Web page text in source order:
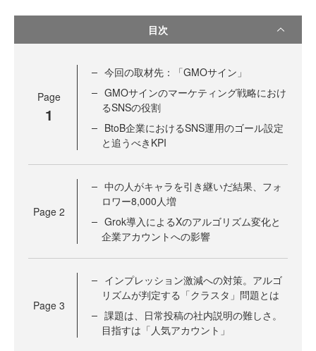
目次
Page
1
今回の取材先：「GMOサイン」
GMOサインのマーケティング戦略におけ
るSNSの役割
BtoB企業におけるSNS運用のゴール設定
と追うべきKPI
Page 2
中の人がキャラを引き継いだ結果、フォ
ロワー8,000人増
Grok導入によるXのアルゴリズム変化と
企業アカウントへの影響
Page 3
インプレッション激減への対策。アルゴ
リズムが判定する「クラスタ」問題とは
課題は、日常投稿の社内説明の難しさ。
目指すは「人気アカウント」